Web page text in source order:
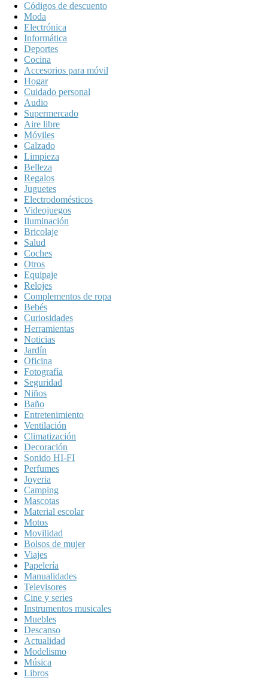
Códigos de descuento
Moda
Electrónica
Informática
Deportes
Cocina
Accesorios para móvil
Hogar
Cuidado personal
Audio
Supermercado
Aire libre
Móviles
Calzado
Limpieza
Belleza
Regalos
Juguetes
Electrodomésticos
Videojuegos
Iluminación
Bricolaje
Salud
Coches
Otros
Equipaje
Relojes
Complementos de ropa
Bebés
Curiosidades
Herramientas
Noticias
Jardín
Oficina
Fotografía
Seguridad
Niños
Baño
Entretenimiento
Ventilación
Climatización
Decoración
Sonido HI-FI
Perfumes
Joyeria
Camping
Mascotas
Material escolar
Motos
Movilidad
Bolsos de mujer
Viajes
Papelería
Manualidades
Televisores
Cine y series
Instrumentos musicales
Muebles
Descanso
Actualidad
Modelismo
Música
Libros